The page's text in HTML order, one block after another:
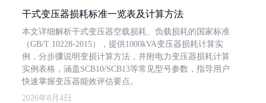
干式变压器损耗标准一览表及计算方法
本文详细解析干式变压器空载损耗、负载损耗的国家标准
（GB/T 10228-2015），提供1000kVA变压器损耗计算实
例，分步骤说明变损计算方法，并附电力变压器损耗计算
实例表格，涵盖SCB10/SCB13等常见型号参数，指导用户
快速掌握变压器能效评估要点。
2026年8月4日